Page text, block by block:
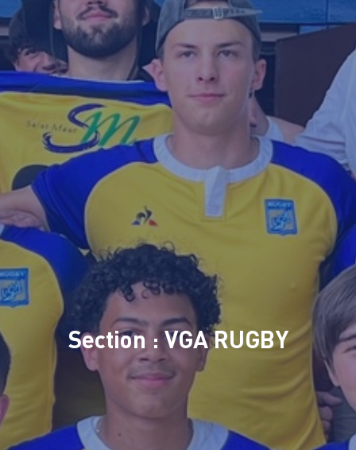
Section : VGA RUGBY